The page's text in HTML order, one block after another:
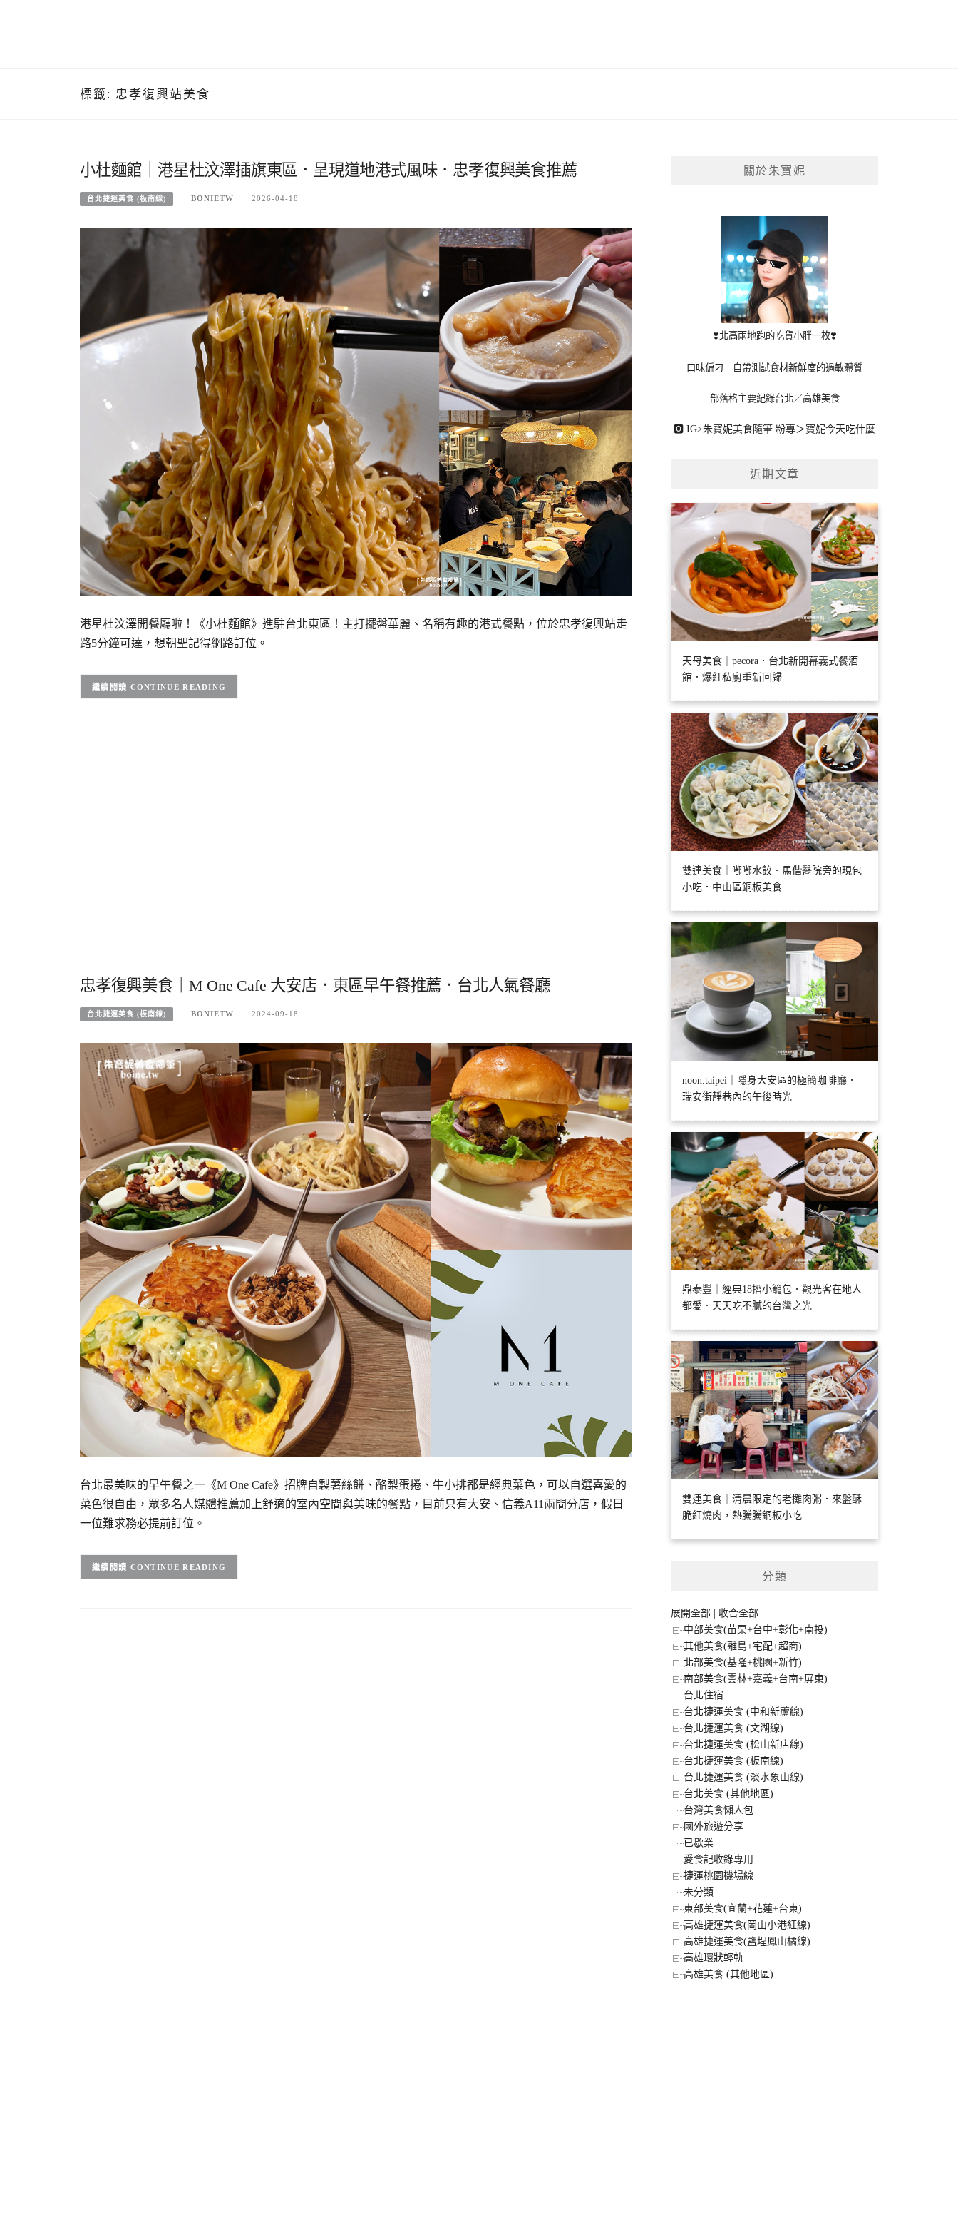
標籤: 忠孝復興站美食
小杜麵館｜港星杜汶澤插旗東區．呈現道地港式風味．忠孝復興美食推薦
台北捷運美食 (板南線) BONIETW 2026-04-18
港星杜汶澤開餐廳啦！《小杜麵館》進駐台北東區！主打擺盤華麗、名稱有趣的港式餐點，位於忠孝復興站走
路5分鐘可達，想朝聖記得網路訂位。
CONTINUE READING
忠孝復興美食｜M One Cafe 大安店．東區早午餐推薦．台北人氣餐廳
台北捷運美食 (板南線) BONIETW 2024-09-18
台北最美味的早午餐之一《M One Cafe》招牌自製薯絲餅、酪梨蛋捲、牛小排都是經典菜色，可以自選喜愛的
菜色很自由，眾多名人媒體推薦加上舒適的室內空間與美味的餐點，目前只有大安、信義A11兩間分店，假日
一位難求務必提前訂位。
CONTINUE READING
關於朱寶妮
❣️北高兩地跑的吃貨小胖一枚❣️
口味偏刁｜自帶測試食材新鮮度的過敏體質
部落格主要紀錄台北／高雄美食
🅾 IG>朱寶妮美食隨筆 粉專＞寶妮今天吃什麼
近期文章
天母美食｜pecora．台北新開幕義式餐酒
館．爆紅私廚重新回歸
雙連美食｜嘟嘟水餃．馬偕醫院旁的現包
小吃．中山區銅板美食
noon.taipei｜隱身大安區的極簡咖啡廳．
瑞安街靜巷內的午後時光
鼎泰豐｜經典18摺小籠包．觀光客在地人
都愛．天天吃不膩的台灣之光
雙連美食｜清晨限定的老攤肉粥．來盤酥
脆紅燒肉，熱騰騰銅板小吃
分類
展開全部
收合全部
中部美食(苗栗+台中+彰化+南投)
其他美食(離島+宅配+超商)
北部美食(基隆+桃園+新竹)
南部美食(雲林+嘉義+台南+屏東)
台北住宿
台北捷運美食 (中和新蘆線)
台北捷運美食 (文湖線)
台北捷運美食 (松山新店線)
台北捷運美食 (板南線)
台北捷運美食 (淡水象山線)
台北美食 (其他地區)
台灣美食懶人包
國外旅遊分享
已歇業
愛食記收錄專用
捷運桃園機場線
未分類
東部美食(宜蘭+花蓮+台東)
高雄捷運美食(岡山小港紅線)
高雄捷運美食(鹽埕鳳山橘線)
高雄環狀輕軌
高雄美食 (其他地區)